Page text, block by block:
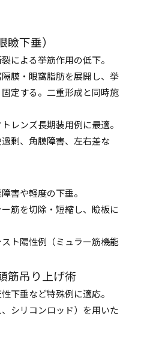
下垂）
による挙筋作用の低下。
膜・眼窩脂肪を展開し、挙
定する。二重形成と同時施
レンズ長期装用例に最適。
剰、角膜障害、左右差な
害や軽度の下垂。
筋を切除・短縮し、瞼板に
ト陽性例（ミュラー筋機能
筋吊り上げ術
下垂など特殊例に適応。
シリコンロッド）を用いた